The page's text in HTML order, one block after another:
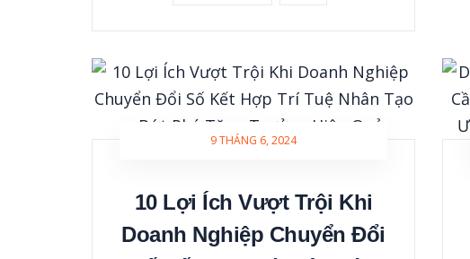
9 THÁNG 6, 2024
10 Lợi Ích Vượt Trội Khi
Doanh Nghiệp Chuyển Đổi